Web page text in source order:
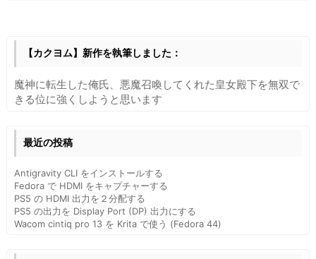
o
k
【カクヨム】新作を執筆しました：
魔神に転生した俺氏、悪魔召喚してくれた皇女殿下を無双で
きる位に強くしようと思います
最近の投稿
Antigravity CLI をインストールする
Fedora で HDMI をキャプチャーする
PS5 の HDMI 出力を２分配する
PS5 の出力を Display Port (DP) 出力にする
Wacom cintiq pro 13 を Krita で使う (Fedora 44)